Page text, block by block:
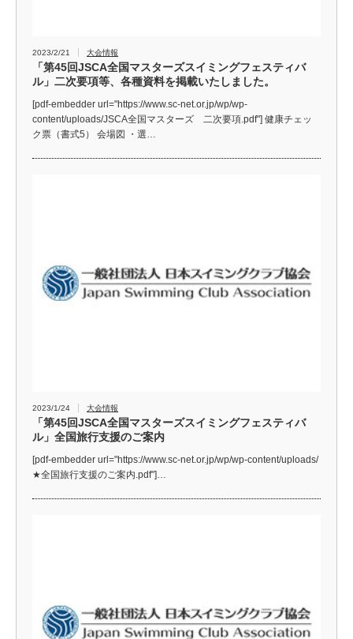
2023/2/21 大会情報
「第45回JSCA全国マスターズスイミングフェスティバ
ル」二次要項等、各種資料を掲載いたしました。
[pdf-embedder url="https://www.sc-net.or.jp/wp/wp-
content/uploads/JSCA全国マスターズ 二次要項.pdf"] 健康チェッ
ク票（書式5） 会場図 ・選…
2023/1/24 大会情報
「第45回JSCA全国マスターズスイミングフェスティバ
ル」全国旅行支援のご案内
[pdf-embedder url="https://www.sc-net.or.jp/wp/wp-content/uploads/
★全国旅行支援のご案内.pdf"]…